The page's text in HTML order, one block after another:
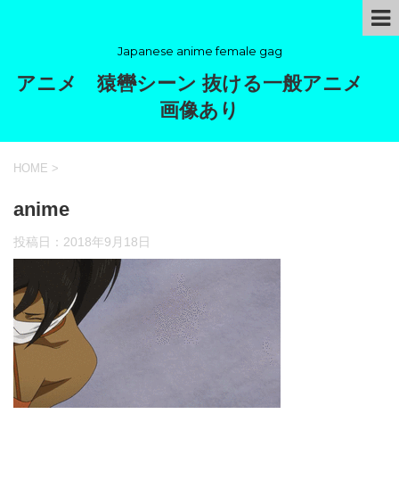
Japanese anime female gag
アニメ 猿轡シーン 抜ける一般アニメ
画像あり
HOME >
anime
投稿日： 2018年9月18日